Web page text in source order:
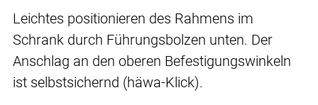
Leichtes positionieren des Rahmens im
Schrank durch Führungsbolzen unten. Der
Anschlag an den oberen Befestigungswinkeln
ist selbstsichernd (häwa-Klick).